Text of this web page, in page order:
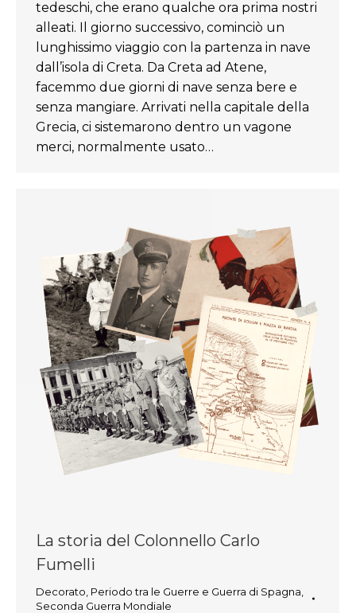
tedeschi, che erano qualche ora prima nostri
alleati. Il giorno successivo, cominciò un
lunghissimo viaggio con la partenza in nave
dall’isola di Creta. Da Creta ad Atene,
facemmo due giorni di nave senza bere e
senza mangiare. Arrivati nella capitale della
Grecia, ci sistemarono dentro un vagone
merci, normalmente usato…
La storia del Colonnello Carlo
Fumelli
Decorato Periodo tra le Guerre e Guerra di Spagna
Seconda Guerra Mondiale